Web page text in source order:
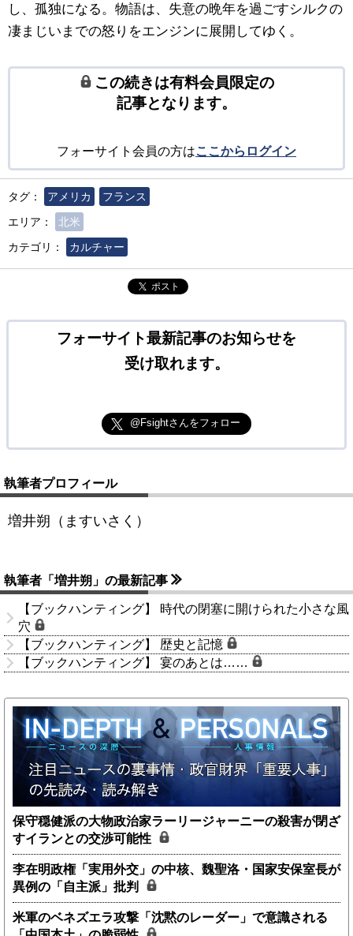
し、孤独になる。物語は、失意の晩年を過ごすシルクの
凄まじいまでの怒りをエンジンに展開してゆく。
この続きは有料会員限定の
記事となります。
フォーサイト会員の方はここからログイン
タグ： アメリカ
フランス
エリア：
北米
カテゴリ：
カルチャー
ポスト
フォーサイト最新記事のお知らせを
受け取れます。
@Fsightさんをフォロー
執筆者プロフィール
増井朔（ますいさく）
執筆者「増井朔」の最新記事
【ブックハンティング】 時代の閉塞に開けられた小さな風
穴
【ブックハンティング】 歴史と記憶
【ブックハンティング】 宴のあとは……
保守穏健派の大物政治家ラーリージャーニーの殺害が閉ざ
すイランとの交渉可能性
李在明政権「実用外交」の中核、魏聖洛・国家安保室長が
異例の「自主派」批判
米軍のベネズエラ攻撃「沈黙のレーダー」で意識される